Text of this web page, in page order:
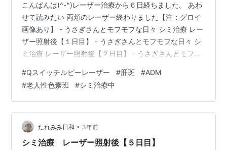
こんばんは(^-^)レーザー治療から６日経ちました。 あわ
せて読みたい 両頬のレーザー終わりました【注：グロイ
画像あり】 - うさぎさんとモフモフな日々 シミ治療 レー
ザー照射後【１日目】 - うさぎさんとモフモフな日々 シ
ミ治療 レーザー照射後【２日目】 - うさぎさんとモフモ
んとモフモフな日々 シミ治療 レーザー照射後【４日目】
- うさぎさんとモフモフな日々 シミ治療 レーザー照射後
【５日目】 - うさぎさんとモフモフな日々 かさぶたが出
来てきました！目の下のかさぶたが剥がれかけています
が、無理に剥がしちゃダメです。 もらった軟膏…
#Qスイッチルビーレーザー #肝斑 #ADM
#老人性色素班 #シミ治療中
たれみみ日和 • 3年前
シミ治療 レーザー照射後【５日目】